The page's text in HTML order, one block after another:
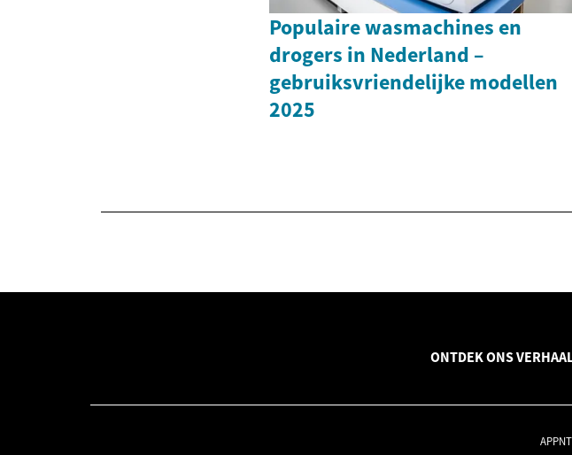
Populaire wasmachines en
drogers in Nederland –
gebruiksvriendelijke modellen
2025
ONTDEK ONS